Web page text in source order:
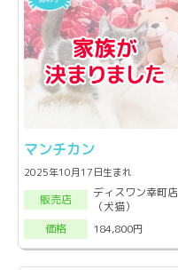
マンチカン
2025年10月17日生まれ
販売店
ディスワン幸町店
（犬猫）
価格
184,800円